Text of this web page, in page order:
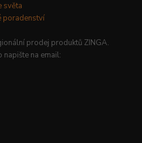
světa
poradenství
prodej produktů ZINGA.
napište na email: